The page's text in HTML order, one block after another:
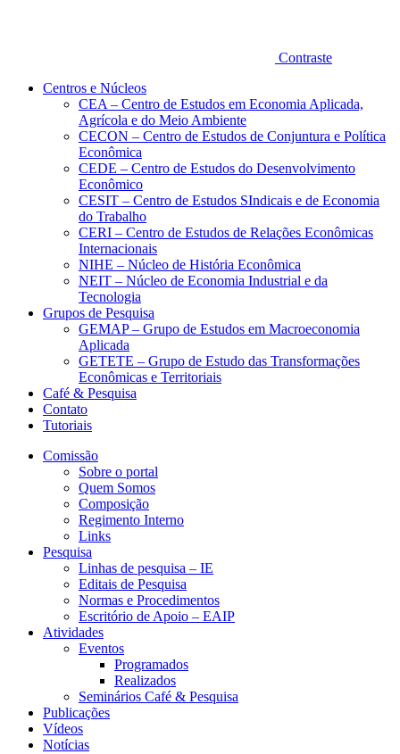
Contraste
Centros e Núcleos
CEA – Centro de Estudos em Economia Aplicada,
Agrícola e do Meio Ambiente
CECON – Centro de Estudos de Conjuntura e Política
Econômica
CEDE – Centro de Estudos do Desenvolvimento
Econômico
CESIT – Centro de Estudos SIndicais e de Economia
do Trabalho
CERI – Centro de Estudos de Relações Econômicas
Internacionais
NIHE – Núcleo de História Econômica
NEIT – Núcleo de Economia Industrial e da
Tecnologia
Grupos de Pesquisa
GEMAP – Grupo de Estudos em Macroeconomia
Aplicada
GETETE – Grupo de Estudo das Transformações
Econômicas e Territoriais
Café & Pesquisa
Contato
Tutoriais
Comissão
Sobre o portal
Quem Somos
Composição
Regimento Interno
Links
Pesquisa
Linhas de pesquisa – IE
Editais de Pesquisa
Normas e Procedimentos
Escritório de Apoio – EAIP
Atividades
Eventos
Programados
Realizados
Seminários Café & Pesquisa
Publicações
Vídeos
Notícias